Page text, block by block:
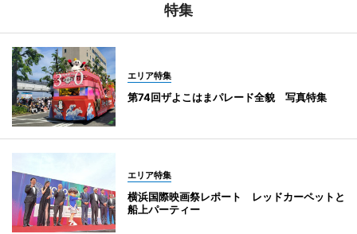
特集
エリア特集
第74回ザよこはまパレード全貌 写真特集
エリア特集
横浜国際映画祭レポート レッドカーペットと
船上パーティー